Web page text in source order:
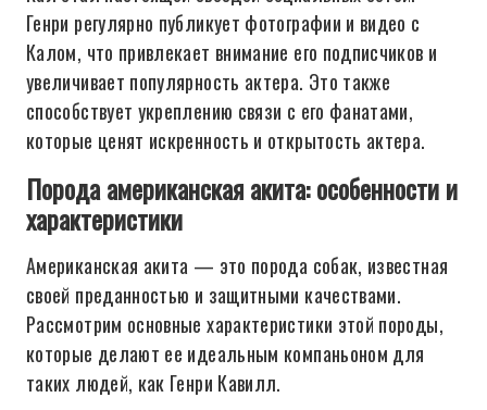
Генри регулярно публикует фотографии и видео с
Калом, что привлекает внимание его подписчиков и
увеличивает популярность актера. Это также
способствует укреплению связи с его фанатами,
которые ценят искренность и открытость актера.
Порода американская акита: особенности и
характеристики
Американская акита — это порода собак, известная
своей преданностью и защитными качествами.
Рассмотрим основные характеристики этой породы,
которые делают ее идеальным компаньоном для
таких людей, как Генри Кавилл.